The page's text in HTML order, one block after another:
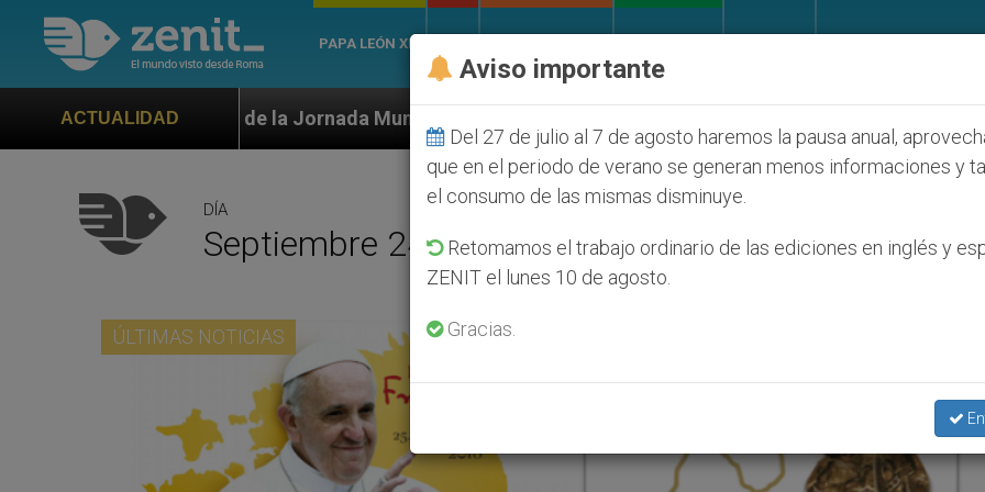
PAPA LEÓN XIV
ACTUALIDAD
Jornada Mundial de la Juventud Seúl 2027 ONU se pronuncia ante caso de obispo católico
DÍA
Septiembre 24th, 2018
ÚLTIMAS NOTICIAS
Aviso importante
Del 27 de julio al 7 de agosto haremos la pausa anual,
que en el periodo de verano se generan menos informaciones y
el consumo de las mismas disminuye.
Retomamos el trabajo ordinario de las ediciones en inglés y
ZENIT el lunes 10 de agosto.
Gracias.